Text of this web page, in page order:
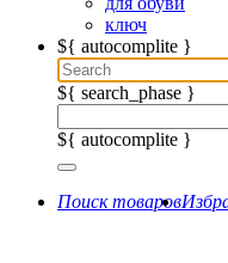
ключ
${ autocomplite }
${ search_phase }
${ autocomplite }
Поиск товаров